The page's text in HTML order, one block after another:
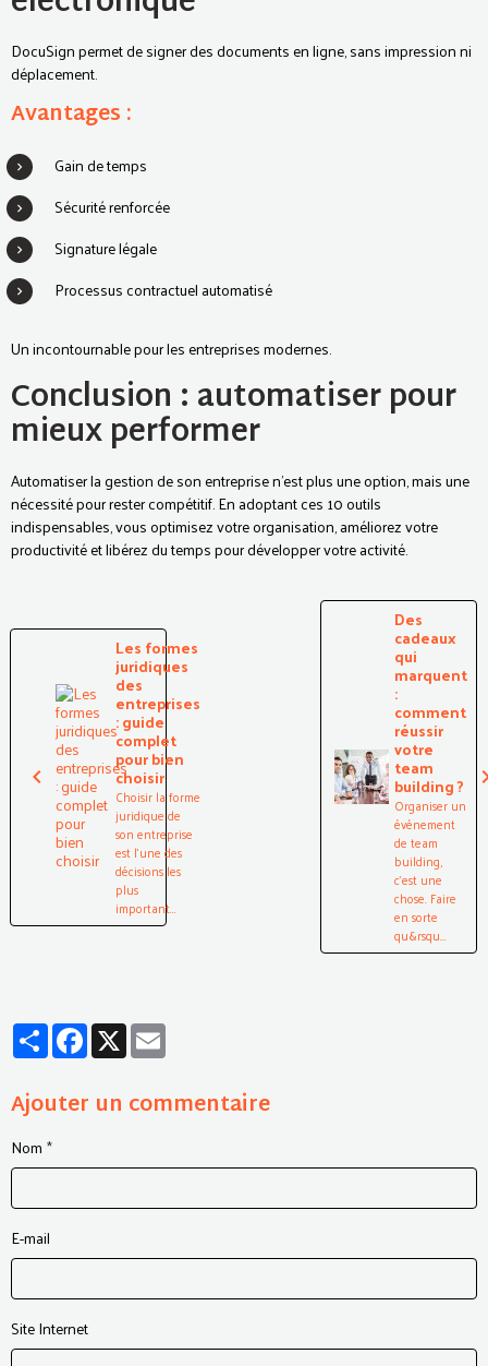
DocuSign permet de signer des documents en ligne, sans impression ni
déplacement.
Avantages :
Gain de temps
Sécurité renforcée
Signature légale
Processus contractuel automatisé
Un incontournable pour les entreprises modernes.
Conclusion : automatiser pour
mieux performer
Automatiser la gestion de son entreprise n’est plus une option, mais une
nécessité pour rester compétitif. En adoptant ces 10 outils
indispensables, vous optimisez votre organisation, améliorez votre
productivité et libérez du temps pour développer votre activité.
Les formes
juridiques
des
entreprises
: guide
complet
pour bien
choisir
Choisir la forme
juridique de
son entreprise
est l’une des
décisions les
plus
important...
Des
cadeaux
qui
marquent
:
comment
réussir
votre
team
building ?
Organiser un
événement
de team
building,
c’est une
chose. Faire
en sorte
qu&rsqu...
PartagerFacebook
X
Ajouter un commentaire
Nom
E-mail
Site Internet